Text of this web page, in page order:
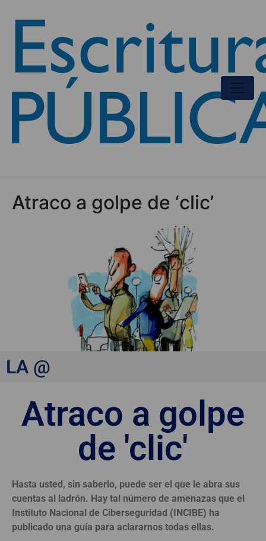
Atraco a golpe de ‘clic’
LA @
Atraco a golpe
de 'clic'
Hasta usted, sin saberlo, puede ser el que le abra sus
cuentas al ladrón. Hay tal número de amenazas que el
Instituto Nacional de Ciberseguridad (INCIBE) ha
publicado una guía para aclararnos todas ellas.